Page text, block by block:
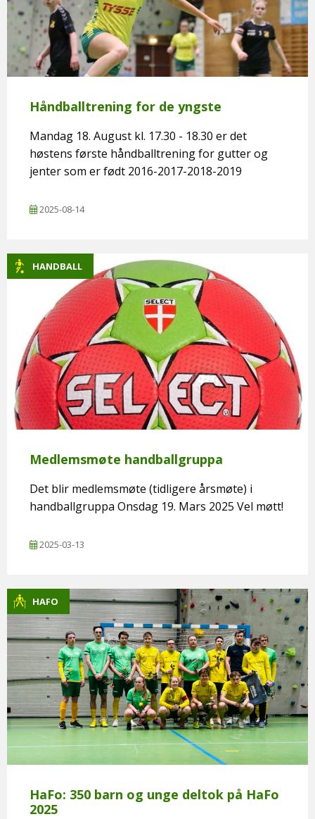
Håndballtrening for de yngste
Mandag 18. August kl. 17.30 - 18.30 er det
høstens første håndballtrening for gutter og
jenter som er født 2016-2017-2018-2019
2025-08-14
HANDBALL
Medlemsmøte handballgruppa
Det blir medlemsmøte (tidligere årsmøte) i
handballgruppa Onsdag 19. Mars 2025 Vel møtt!
2025-03-13
HAFO
HaFo: 350 barn og unge deltok på HaFo
2025